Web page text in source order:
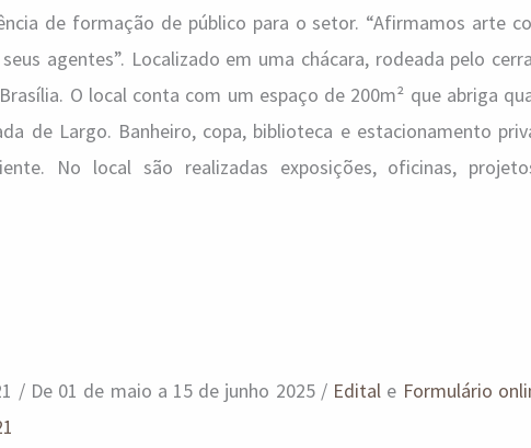
de formação de público para o setor. “Afirmamos arte
agentes”. Localizado em uma chácara, rodeada pelo
O local conta com um espaço de 200m² que abriga
de Largo. Banheiro, copa, biblioteca e estacionamento
No local são realizadas exposições, oficinas,
/ De 01 de maio a 15 de junho 2025 / Edital e Formulário